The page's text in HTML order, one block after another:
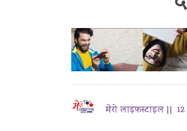
मेरो लाइफस्टाइल ||